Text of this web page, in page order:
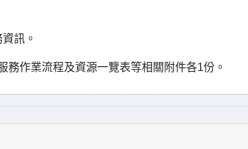
訊。
務作業流程及資源一覽表等相關附件各1份。